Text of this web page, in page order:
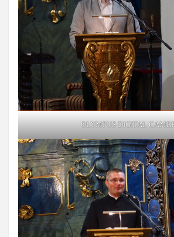
OLYMPUS DIGITAL